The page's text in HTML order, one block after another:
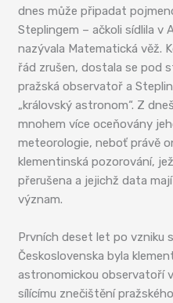
dnes může připadat
Steplingem – ačkoli sídlila v
nazývala Matematická věž.
řád zrušen, dostala se pod
pražská observatoř a
„královský astronom“. Z
mnohem více oceňovány
meteorologie, neboť právě
klementinská pozorování,
přerušena a jejichž data
význam.
Prvních deset let po vzniku
Československa byla
astronomickou observatoří
sílícímu znečištění